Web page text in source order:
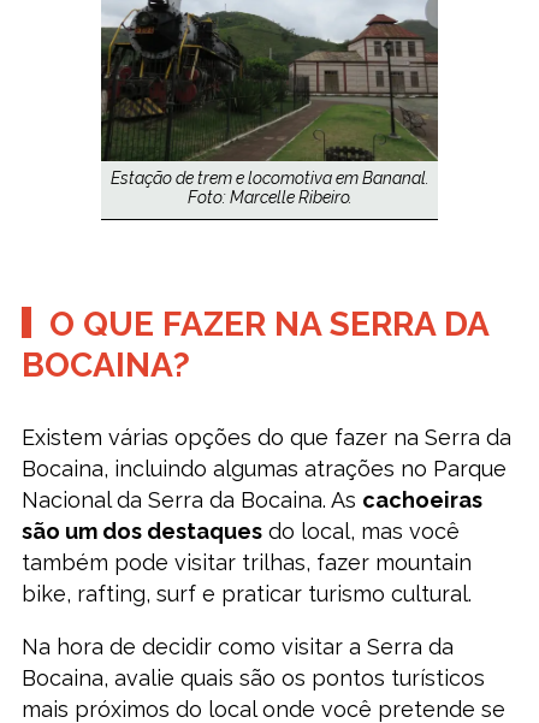
Estação de trem e locomotiva em Bananal.
Foto: Marcelle Ribeiro.
O QUE FAZER NA SERRA DA
BOCAINA?
Existem várias opções do que fazer na Serra da
Bocaina, incluindo algumas atrações no Parque
Nacional da Serra da Bocaina. As cachoeiras
são um dos destaquesdo local, mas você
também pode visitar trilhas, fazer mountain
bike, rafting, surf e praticar turismo cultural.
Na hora de decidir como visitar a Serra da
Bocaina, avalie quais são os pontos turísticos
mais próximos do local onde você pretende se